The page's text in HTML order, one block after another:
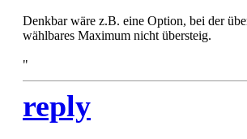
Denkbar wäre z.B. eine Option, bei der
wählbares Maximum nicht übersteig.
"
reply